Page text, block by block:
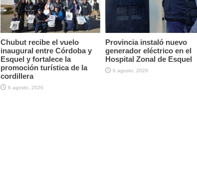
Chubut recibe el vuelo
inaugural entre Córdoba y
Esquel y fortalece la
promoción turística de la
cordillera
6 agosto, 2026
Provincia instaló nuevo
generador eléctrico en el
Hospital Zonal de Esquel
6 agosto, 2026